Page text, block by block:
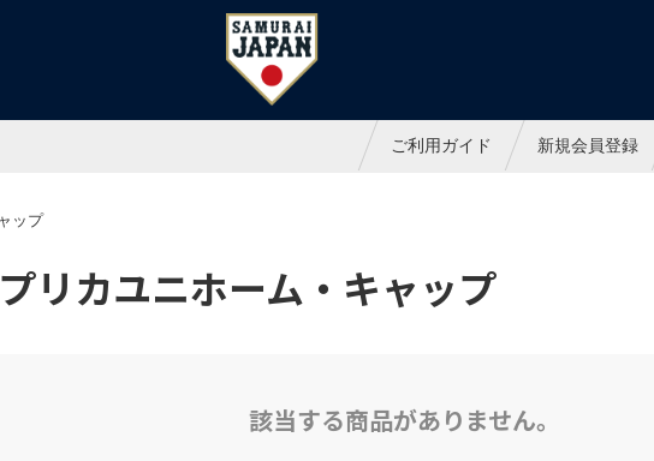
パンオフィシャルオンラインショップ
ご利用ガイド 新規会員登録
ップ
リカユニホーム・キャップ
該当する商品がありません。